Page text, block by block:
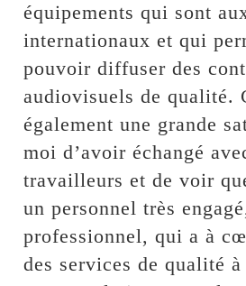
équipements qui sont
internationaux et qui
pouvoir diffuser des
audiovisuels de qualité.
également une grande
moi d’avoir échangé
travailleurs et de voir
un personnel très
professionnel, qui a à
des services de qualité à